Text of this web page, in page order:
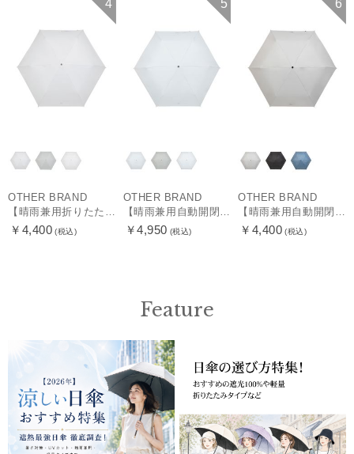
4
OTHER BRAND
【晴雨兼用折りたたみ日傘】ミズノ（MIZUNO）プレーン 遮光100 UV100 遮熱効果
￥4,400 (税込)
5
OTHER BRAND
【晴雨兼用自動開閉折りたたみ日傘】ミズノ（MIZUNO）プレーン 遮光100 UV100 遮熱効果 ワンタッチ開閉 大きめ58cm
￥4,950 (税込)
6
OTHER BRAND
【晴雨兼用自動開閉折りたたみ日傘】ミズノ（MIZUNO）プレーン 遮光100 UV100 遮熱効果 ワンタッチ開閉 大きめ58cm
￥4,400 (税込)
Feature